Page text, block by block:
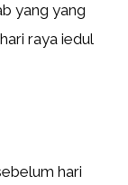
yang yang
raya iedul
hari